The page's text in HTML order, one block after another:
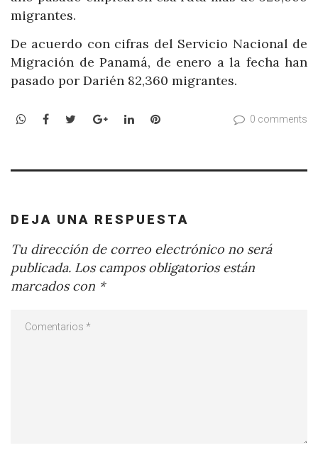
migrantes.
De acuerdo con cifras del Servicio Nacional de
Migración de Panamá, de enero a la fecha han
pasado por Darién 82,360 migrantes.
WhatsApp
Facebook
TwitterGoogle+LinkedInPinterest 0 comments
DEJA UNA RESPUESTA
Tu dirección de correo electrónico no será
publicada. Los campos obligatorios están
marcados con *